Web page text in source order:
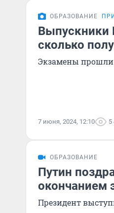
ОБРАЗОВАНИЕ
Выпускники
сколько
Экзамены
7 июня, 2024, 12:10 5
ОБРАЗОВАНИЕ
Путин
окончанием
Президент